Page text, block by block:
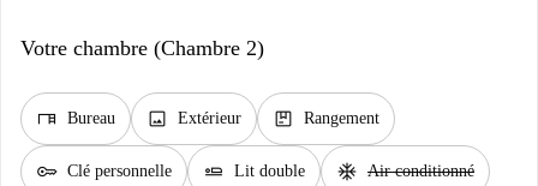
Votre chambre (Chambre 2)
desk Bureau image Extérieur package Rangement
key Clé personnelle airline_seat_flat Lit double ac_unit Air conditionné